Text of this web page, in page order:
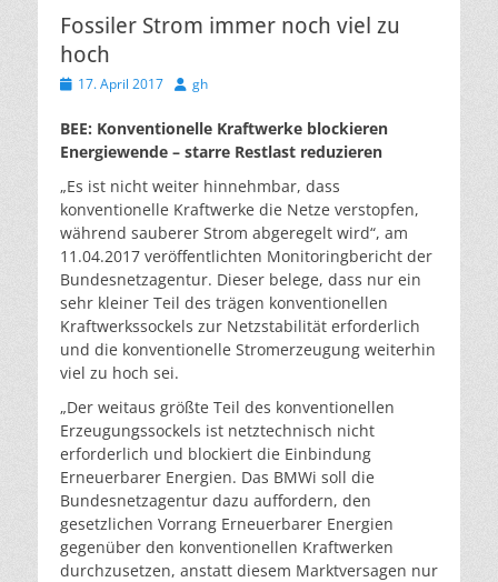
Fossiler Strom immer noch viel zu
hoch
Veröffentlicht
17. April 2017 Autor
gh
BEE: Konventionelle Kraftwerke blockieren
Energiewende – starre Restlast reduzieren
„Es ist nicht weiter hinnehmbar, dass
konventionelle Kraftwerke die Netze verstopfen,
während sauberer Strom abgeregelt wird“, am
11.04.2017 veröffentlichten Monitoringbericht der
Bundesnetzagentur. Dieser belege, dass nur ein
sehr kleiner Teil des trägen konventionellen
Kraftwerkssockels zur Netzstabilität erforderlich
und die konventionelle Stromerzeugung weiterhin
viel zu hoch sei.
„Der weitaus größte Teil des konventionellen
Erzeugungssockels ist netztechnisch nicht
erforderlich und blockiert die Einbindung
Erneuerbarer Energien. Das BMWi soll die
Bundesnetzagentur dazu auffordern, den
gesetzlichen Vorrang Erneuerbarer Energien
gegenüber den konventionellen Kraftwerken
durchzusetzen, anstatt diesem Marktversagen nur